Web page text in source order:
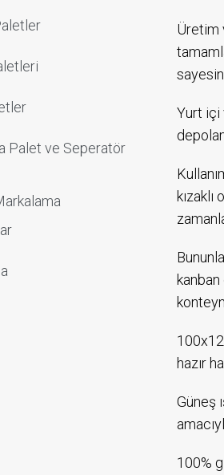
Palet ve Seperatör
Üretim
Yurt içi
hazır
Güneş
100%